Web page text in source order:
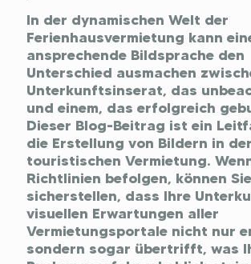
In der dynamischen Welt der
Ferienhausvermietung kann
ansprechende Bildsprache den
Unterschied ausmachen
Unterkunftsinserat, das
und einem, das erfolgreich
Dieser Blog-Beitrag ist ein
die Erstellung von Bildern in der
touristischen Vermietung.
Richtlinien befolgen, können Sie
sicherstellen, dass Ihre
visuellen Erwartungen aller
Vermietungsportale nicht nur
sondern sogar übertrifft, was